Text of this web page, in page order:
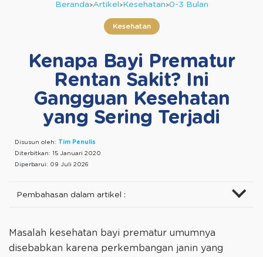
Beranda Artikel Kesehatan 0-3 Bulan
Kesehatan
Kenapa Bayi Prematur
Rentan Sakit? Ini
Gangguan Kesehatan
yang Sering Terjadi
Disusun oleh: Tim Penulis
Diterbitkan: 15 Januari 2020
Diperbarui: 09 Juli 2026
Pembahasan dalam artikel :
Masalah kesehatan bayi prematur umumnya
disebabkan karena perkembangan janin yang